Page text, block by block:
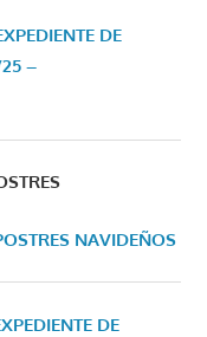
DE
–
NAVIDEÑOS
DE